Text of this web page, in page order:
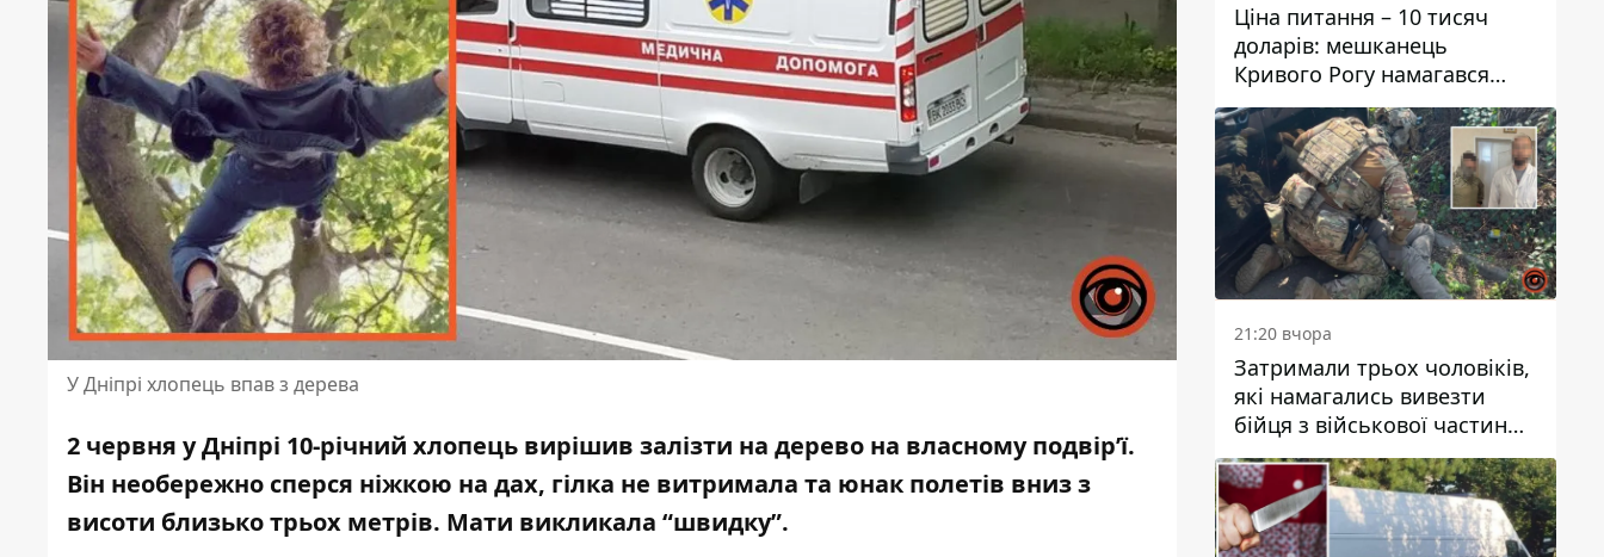
У Дніпрі хлопець впав з дерева
2 червня у Дніпрі 10-річний хлопець вирішив залізти на дерево на власному подвір’ї.
Він необережно сперся ніжкою на дах, гілка не витримала та юнак полетів вниз з
висоти близько трьох метрів. Мати викликала “швидку”.
Ціна питання – 10 тисяч
доларів: мешканець
Кривого Рогу намагався
переправити чоловіка до
Словаччини
21:20 вчора
Затримали трьох чоловіків,
які намагались вивезти
бійця з військової частини
до Дніпра за 7 тисяч
доларів: серед них був лікар